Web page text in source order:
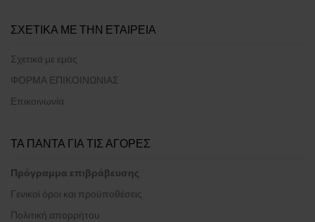
ΣΧΕΤΙΚΑ ΜΕ ΤΗΝ ΕΤΑΙΡΕΙΑ
Σχετικά με εμάς
ΦΟΡΜΑ ΕΠΙΚΟΙΝΩΝΙΑΣ
Επικοινωνία
ΤΑ ΠΑΝΤΑ ΓΙΑ ΤΙΣ ΑΓΟΡΕΣ
Πρόγραμμα επιβράβευσης
Γενικοί όροι και προϋποθέσεις
Πολιτική απορρήτου